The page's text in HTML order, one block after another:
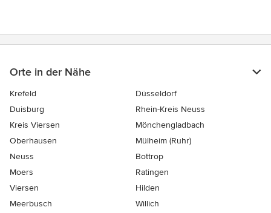
Orte in der Nähe
Krefeld
Düsseldorf
Duisburg
Rhein-Kreis Neuss
Kreis Viersen
Mönchengladbach
Oberhausen
Mülheim (Ruhr)
Neuss
Bottrop
Moers
Ratingen
Viersen
Hilden
Meerbusch
Willich